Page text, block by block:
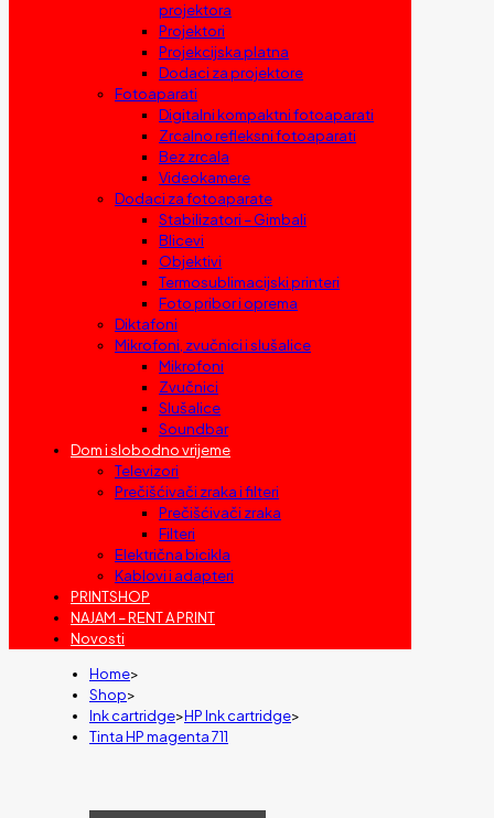
projektora
Projektori
Projekcijska platna
Dodaci za projektore
Fotoaparati
Digitalni kompaktni fotoaparati
Zrcalno refleksni fotoaparati
Bez zrcala
Videokamere
Dodaci za fotoaparate
Stabilizatori – Gimbali
Blicevi
Objektivi
Termosublimacijski printeri
Foto pribor i oprema
Diktafoni
Mikrofoni, zvučnici i slušalice
Mikrofoni
Zvučnici
Slušalice
Soundbar
Dom i slobodno vrijeme
Televizori
Prečišćivači zraka i filteri
Prečišćivači zraka
Filteri
Električna bicikla
Kablovi i adapteri
PRINTSHOP
NAJAM – RENT A PRINT
Novosti
Home>
Shop>
Ink cartridge>HP Ink cartridge>
Tinta HP magenta 711